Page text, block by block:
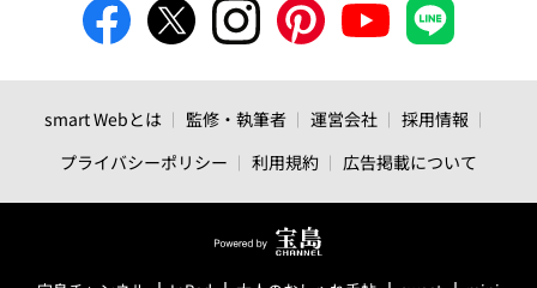
smart Webとは 監修・執筆者 運営会社
採用情報
プライバシーポリシー
利用規約 広告掲載について